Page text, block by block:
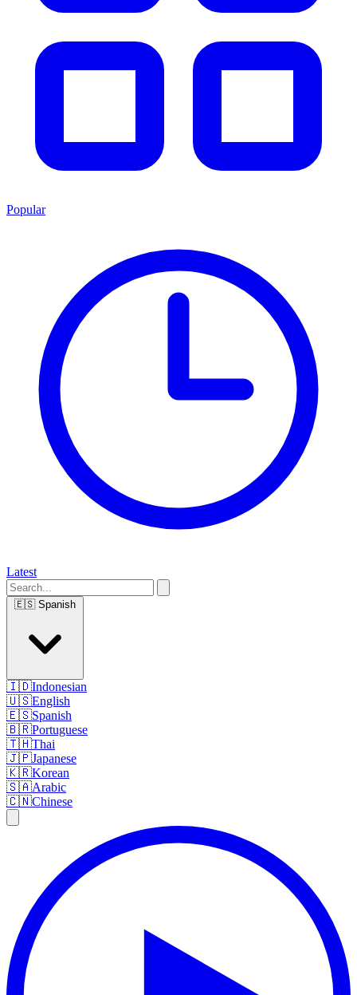
Popular
Latest
🇪🇸 Spanish
🇮🇩Indonesian
🇺🇸English
🇪🇸Spanish
🇧🇷Portuguese
🇹🇭Thai
🇯🇵Japanese
🇰🇷Korean
🇸🇦Arabic
🇨🇳Chinese